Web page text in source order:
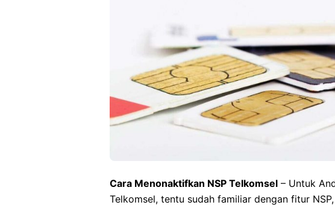
Cara Menonaktifkan NSP Telkomsel – Untuk
Telkomsel, tentu sudah familiar dengan fitur